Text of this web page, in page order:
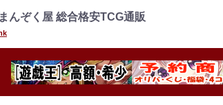
んぞく屋 総合格安TCG通販
まんぞく屋